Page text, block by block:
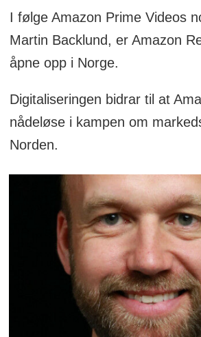
Bezos regnes i dag som
mann, med en anslått
milliarder dollar.
Det som startet som en
online-butikk med et fokus
(spesielt i Europa) er nå et
I flere år har det versert
Amazons oppstart i Norden,
lanseringen har latt vente
oktober 2020 startet
inntoget med Sverige.
Amazon er ikke bare en
I følge Amazon Prime Videos
Martin Backlund, er Amazon
åpne opp i Norge.
Digitaliseringen bidrar til at
nådeløse i kampen om
Norden.